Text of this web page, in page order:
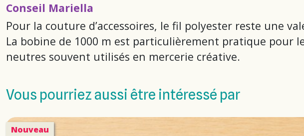
Conseil Mariella
Pour la couture d’accessoires, le fil polyester reste une
La bobine de 1000 m est particulièrement pratique pour
neutres souvent utilisés en mercerie créative.
Vous pourriez aussi être intéressé par
Nouveau